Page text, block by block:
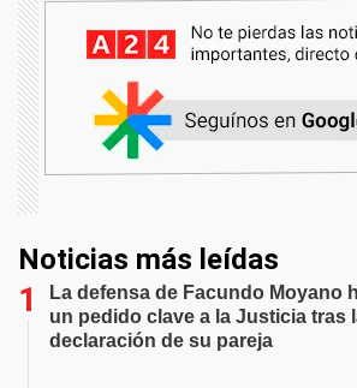
Noticias más leídas
La defensa de Facundo Moyano
un pedido clave a la Justicia tras
declaración de su pareja